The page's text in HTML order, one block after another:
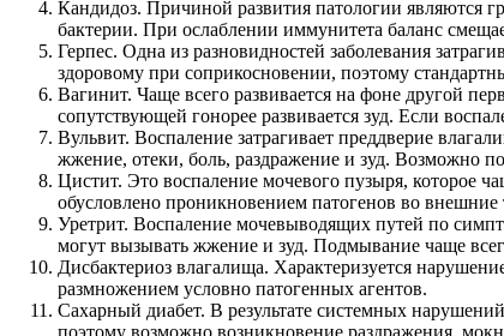
Кандидоз. Причиной развития патологии являются
бактерии. При ослаблении иммунитета баланс
Герпес. Одна из разновидностей заболевания
здоровому при соприкосновении, поэтому
Вагинит. Чаще всего развивается на фоне другой
сопутствующей гонорее развивается зуд. Если
Вульвит. Воспаление затрагивает преддверие
жжение, отеки, боль, раздражение и зуд. Возможно
Цистит. Это воспаление мочевого пузыря, которое
обусловлено проникновением патогенов во
Уретрит. Воспаление мочевыводящих путей по
могут вызывать жжение и зуд. Подмывание чаще
Дисбактериоз влагалища. Характеризуется
размножением условно патогенных агентов.
Сахарный диабет. В результате системных